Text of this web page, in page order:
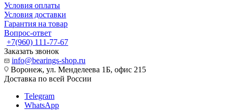
Условия оплаты
Условия доставки
Гарантия на товар
Вопрос-ответ
+7(960) 111-77-67
Заказать звонок
info@bearings-shop.ru
Воронеж, ул. Менделеева 1Б, офис 215
Доставка по всей России
Telegram
WhatsApp